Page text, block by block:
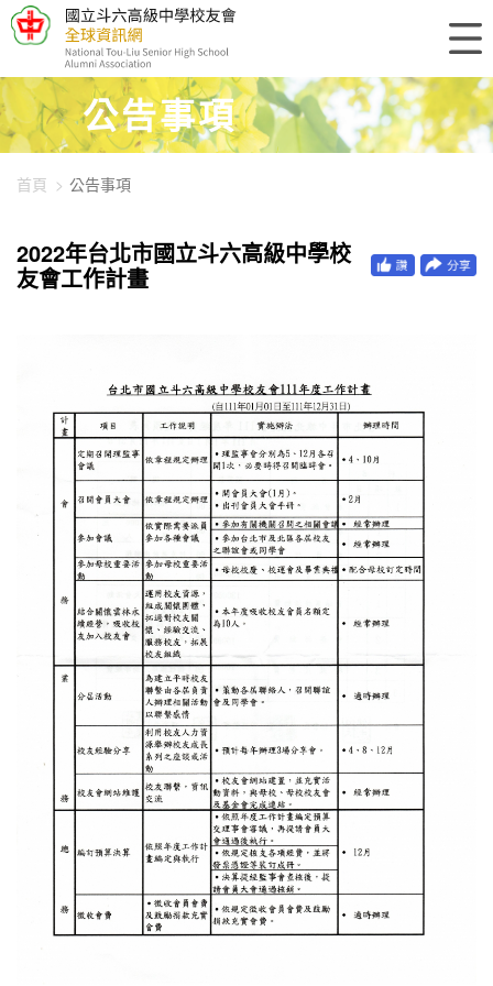
448-1294
公告事項
首頁 公告事項
2022年台北市國立斗六高級中學校
友會工作計畫